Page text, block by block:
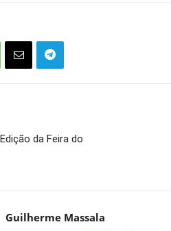
da Feira do
Guilherme Massala